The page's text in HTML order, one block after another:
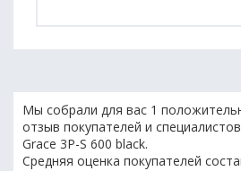
Мы собрали для вас 1
отзыв покупателей и
Grace 3P-S 600 black.
Средняя оценка покупателей